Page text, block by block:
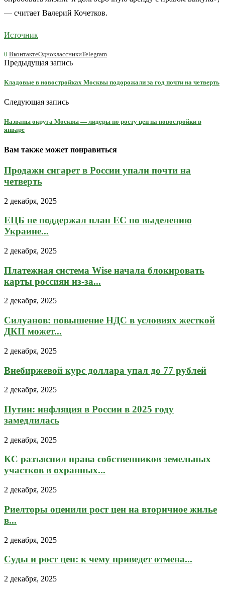
— считает Валерий Кочетков.
Источник
0 ВконтактеОдноклассникиTelegram
Предыдущая запись
Кладовые в новостройках Москвы подорожали за год почти на четверть
Следующая запись
Названы округа Москвы — лидеры по росту цен на новостройки в
январе
Вам также может понравиться
Продажи сигарет в России упали почти на
четверть
2 декабря, 2025
ЕЦБ не поддержал план ЕС по выделению
Украине...
2 декабря, 2025
Платежная система Wise начала блокировать
карты россиян из-за...
2 декабря, 2025
Силуанов: повышение НДС в условиях жесткой
ДКП может...
2 декабря, 2025
Внебиржевой курс доллара упал до 77 рублей
2 декабря, 2025
Путин: инфляция в России в 2025 году
замедлилась
2 декабря, 2025
КС разъяснил права собственников земельных
участков в охранных...
2 декабря, 2025
Риелторы оценили рост цен на вторичное жилье
в...
2 декабря, 2025
Суды и рост цен: к чему приведет отмена...
2 декабря, 2025